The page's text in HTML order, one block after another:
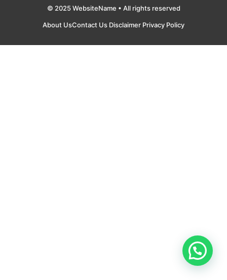
© 2025 WebsiteName • All rights reserved
About UsContact Us Disclaimer Privacy Policy